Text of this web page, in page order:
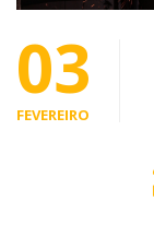
03
FEVEREIRO